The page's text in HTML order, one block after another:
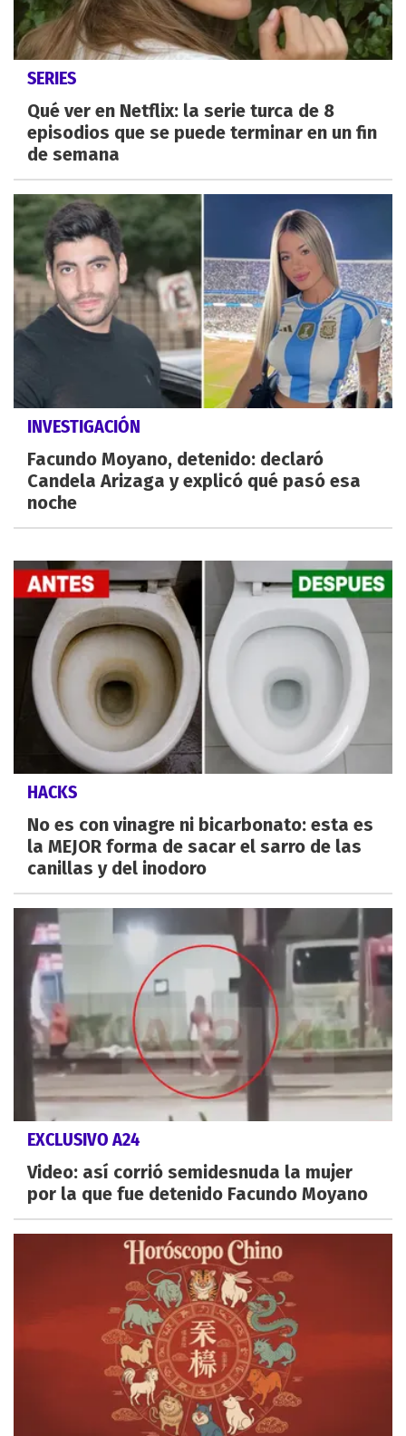
SERIES
Qué ver en Netflix: la serie turca de 8
episodios que se puede terminar en un fin
de semana
INVESTIGACIÓN
Facundo Moyano, detenido: declaró
Candela Arizaga y explicó qué pasó esa
noche
HACKS
No es con vinagre ni bicarbonato: esta es
la MEJOR forma de sacar el sarro de las
canillas y del inodoro
EXCLUSIVO A24
Video: así corrió semidesnuda la mujer
por la que fue detenido Facundo Moyano